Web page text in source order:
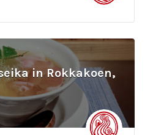
in Rokkakoen,